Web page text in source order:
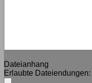
Dateianhang
Erlaubte Dateiendungen: